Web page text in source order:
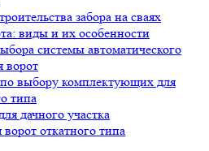
забора на сваях
виды и их особенности
системы автоматического
ворот
выбору комплектующих для
типа
дачного участка
откатного типа